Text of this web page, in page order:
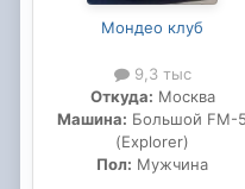
Мондео клуб
9,3 тыс
Откуда: Москва
Машина: Большой FM-5
(Explorer)
Пол: Мужчина